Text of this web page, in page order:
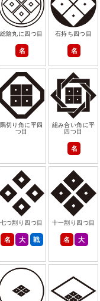
総陰丸に四つ目
名
石持ち四つ目
名
隅切り角に平四
つ目
組み合い角に平
四つ目
名
七つ割り四つ目
名 大 戦
十一割り四つ目
名 大